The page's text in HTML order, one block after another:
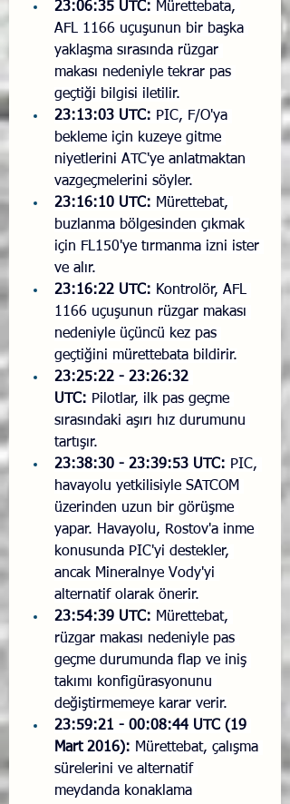
23:06:35 UTC: Mürettebata,
AFL 1166 uçuşunun bir başka
yaklaşma sırasında rüzgar
makası nedeniyle tekrar pas
geçtiği bilgisi iletilir.
23:13:03 UTC: PIC, F/O'ya
bekleme için kuzeye gitme
niyetlerini ATC'ye anlatmaktan
vazgeçmelerini söyler.
23:16:10 UTC: Mürettebat,
buzlanma bölgesinden çıkmak
için FL150'ye tırmanma izni ister
ve alır.
23:16:22 UTC: Kontrolör, AFL
1166 uçuşunun rüzgar makası
nedeniyle üçüncü kez pas
geçtiğini mürettebata bildirir.
23:25:22 - 23:26:32
UTC: Pilotlar, ilk pas geçme
sırasındaki aşırı hız durumunu
tartışır.
23:38:30 - 23:39:53 UTC: PIC,
havayolu yetkilisiyle SATCOM
üzerinden uzun bir görüşme
yapar. Havayolu, Rostov'a inme
konusunda PIC'yi destekler,
ancak Mineralnye Vody'yi
alternatif olarak önerir.
23:54:39 UTC: Mürettebat,
rüzgar makası nedeniyle pas
geçme durumunda flap ve iniş
takımı konfigürasyonunu
değiştirmemeye karar verir.
23:59:21 - 00:08:44 UTC (19
Mart 2016): Mürettebat, çalışma
sürelerini ve alternatif
meydanda konaklama